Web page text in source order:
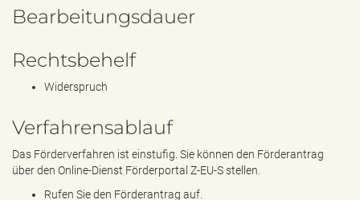
Bearbeitungsdauer
Rechtsbehelf
Widerspruch
Verfahrensablauf
Das Förderverfahren ist einstufig. Sie können den Förderantrag
über den Online-Dienst Förderportal Z-EU-S stellen.
Rufen Sie den Förderantrag auf.